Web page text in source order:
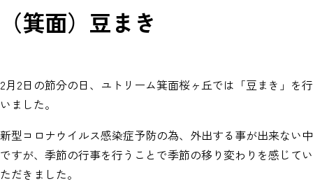
（箕面）豆まき
2月2日の節分の日、ユトリーム箕面桜ヶ丘では「豆まき」を行
いました。
新型コロナウイルス感染症予防の為、外出する事が出来ない中
ですが、季節の行事を行うことで季節の移り変わりを感じてい
ただきました。